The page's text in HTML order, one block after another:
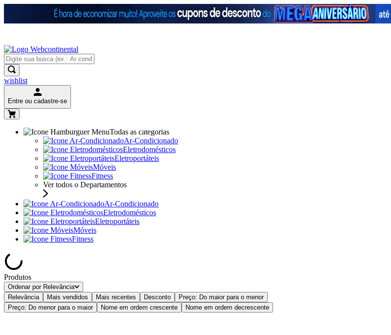
wishlist
Entre ou cadastre-se
Todas as categorias
Ar-Condicionado
Eletrodomésticos
Eletroportáteis
Móveis
Fitness
Ver todos o Departamentos
Ar-Condicionado
Eletrodomésticos
Eletroportáteis
Móveis
Fitness
Produtos
Ordenar por Relevância
Relevância
Mais vendidos Mais recentes Desconto
Preço: Do maior para o menor
Preço: Do menor para o maior
Nome em ordem crescente Nome em ordem decrescente